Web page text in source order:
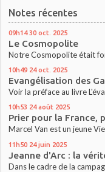
Notes récentes
09h14 30 oct. 2025
Le Cosmopolite
Notre Cosmopolite était
10h49 24 oct. 2025
Evangélisation des
Voir la préface au livre
10h53 24 août 2025
Prier pour la France,
Marcel Van est un jeune
11h50 24 juin 2025
Jeanne d'Arc : la
Dans le cadre de la